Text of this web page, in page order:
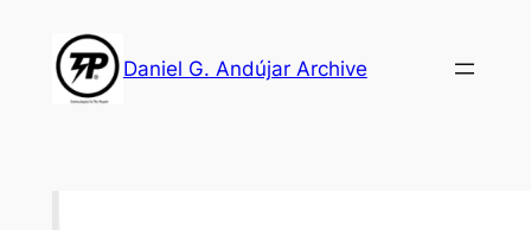
content
Daniel G. Andújar Archive